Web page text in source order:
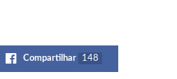
Compartilhar 148